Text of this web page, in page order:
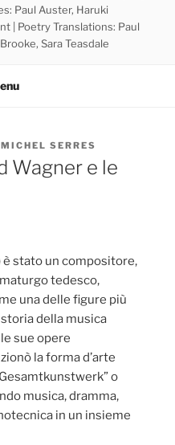
Paul Auster, Haruki
| Poetry Translations: Paul
Sara Teasdale
SERRES
Wagner e le
è stato un compositore,
tedesco,
una delle figure più
della musica
sue opere
la forma d’arte
o
musica, dramma,
in un insieme